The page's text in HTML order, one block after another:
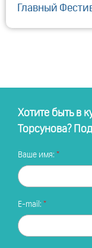
Главный
Хотите быть в
Торсунова?
Ваше имя:
E-mail: